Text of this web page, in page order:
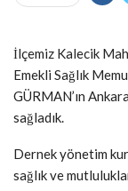
İlçemiz Kalecik
Emekli Sağlık
GÜRMAN’ın
sağladık.
Dernek yönetim
sağlık ve